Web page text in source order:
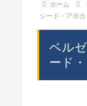
ホーム
シード・アポカ
ベル
ード